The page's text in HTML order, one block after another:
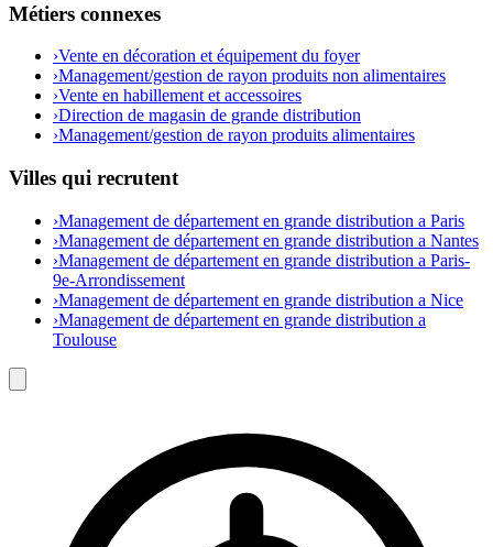
Métiers connexes
›Vente en décoration et équipement du foyer
›Management/gestion de rayon produits non alimentaires
›Vente en habillement et accessoires
›Direction de magasin de grande distribution
›Management/gestion de rayon produits alimentaires
Villes qui recrutent
›Management de département en grande distribution a Paris
›Management de département en grande distribution a Nantes
›Management de département en grande distribution a Paris-
9e-Arrondissement
›Management de département en grande distribution a Nice
›Management de département en grande distribution a
Toulouse